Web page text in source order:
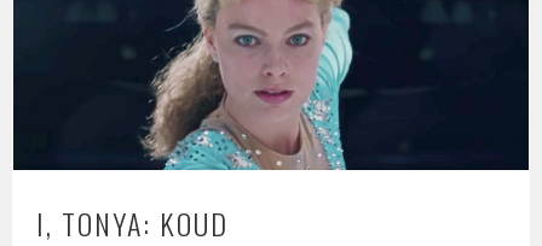
I, TONYA: KOUD